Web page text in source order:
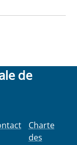
de
Charte
des